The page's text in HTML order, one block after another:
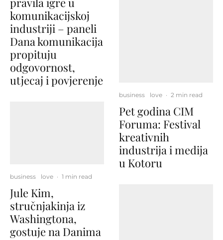
komunikacijskoj
industriji – paneli
Dana komunikacija
propituju
odgovornost,
utjecaj i povjerenje
business love · 1 min read
Jule Kim,
stručnjakinja iz
Washingtona,
gostuje na Danima
business love · 2 min read
Pet godina CIM
Foruma: Festival
kreativnih
industrija i medija
u Kotoru